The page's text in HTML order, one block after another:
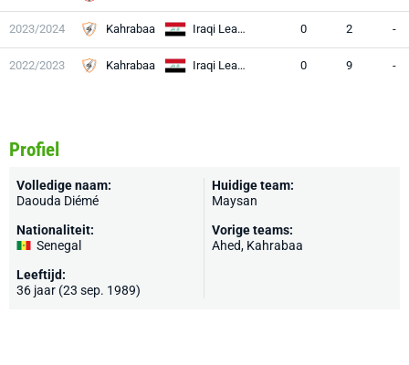
2023/2024 Kahrabaa Iraqi League 0 2 -
2022/2023 Kahrabaa Iraqi League 0 9 -
Profiel
Volledige naam:
Daouda Diémé
Nationaliteit:
Senegal
Leeftijd:
36 jaar (23 sep. 1989)
Huidige team:
Maysan
Vorige teams:
Ahed, Kahrabaa